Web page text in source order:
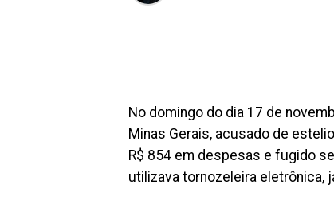
No domingo do dia 17 de
Minas Gerais, acusado de
R$ 854 em despesas e fugido
utilizava tornozeleira eletrônica,